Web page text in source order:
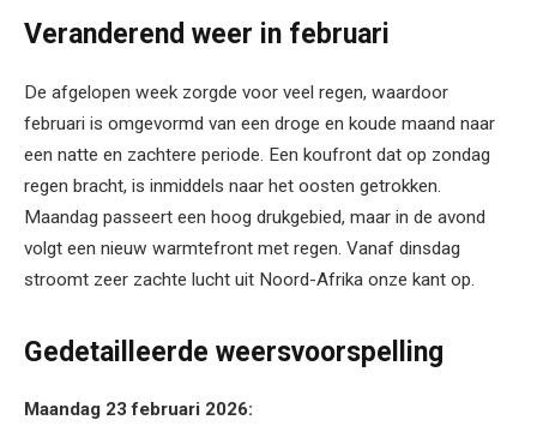
Veranderend weer in februari
De afgelopen week zorgde voor veel regen, waardoor
februari is omgevormd van een droge en koude maand naar
een natte en zachtere periode. Een koufront dat op zondag
regen bracht, is inmiddels naar het oosten getrokken.
Maandag passeert een hoog drukgebied, maar in de avond
volgt een nieuw warmtefront met regen. Vanaf dinsdag
stroomt zeer zachte lucht uit Noord-Afrika onze kant op.
Gedetailleerde weersvoorspelling
Maandag 23 februari 2026: